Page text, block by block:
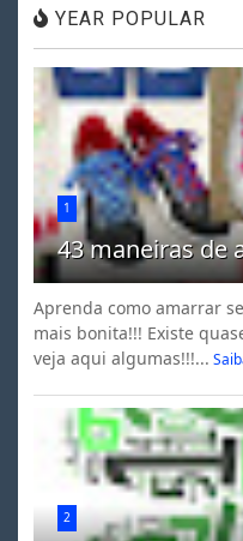
YEAR POPULAR
1
43 maneiras de
Aprenda como amarrar
mais bonita!!! Existe
veja aqui algumas!!!...
2